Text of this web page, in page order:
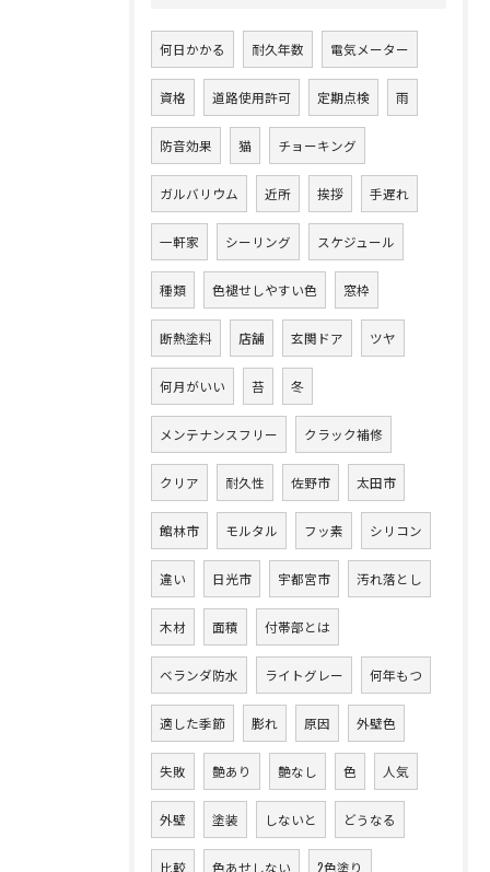
何日かかる 耐久年数 電気メーター
資格 道路使用許可 定期点検 雨
防音効果 猫 チョーキング
ガルバリウム 近所 挨拶 手遅れ
一軒家 シーリング スケジュール
種類 色褪せしやすい色 窓枠
断熱塗料 店舗 玄関ドア ツヤ
何月がいい 苔 冬
メンテナンスフリー クラック補修
クリア 耐久性 佐野市 太田市
館林市 モルタル フッ素 シリコン
違い 日光市 宇都宮市 汚れ落とし
木材 面積 付帯部とは
ベランダ防水 ライトグレー 何年もつ
適した季節 膨れ 原因 外壁色
失敗 艶あり 艶なし 色 人気
外壁 塗装 しないと どうなる
比較 色あせしない 2色塗り